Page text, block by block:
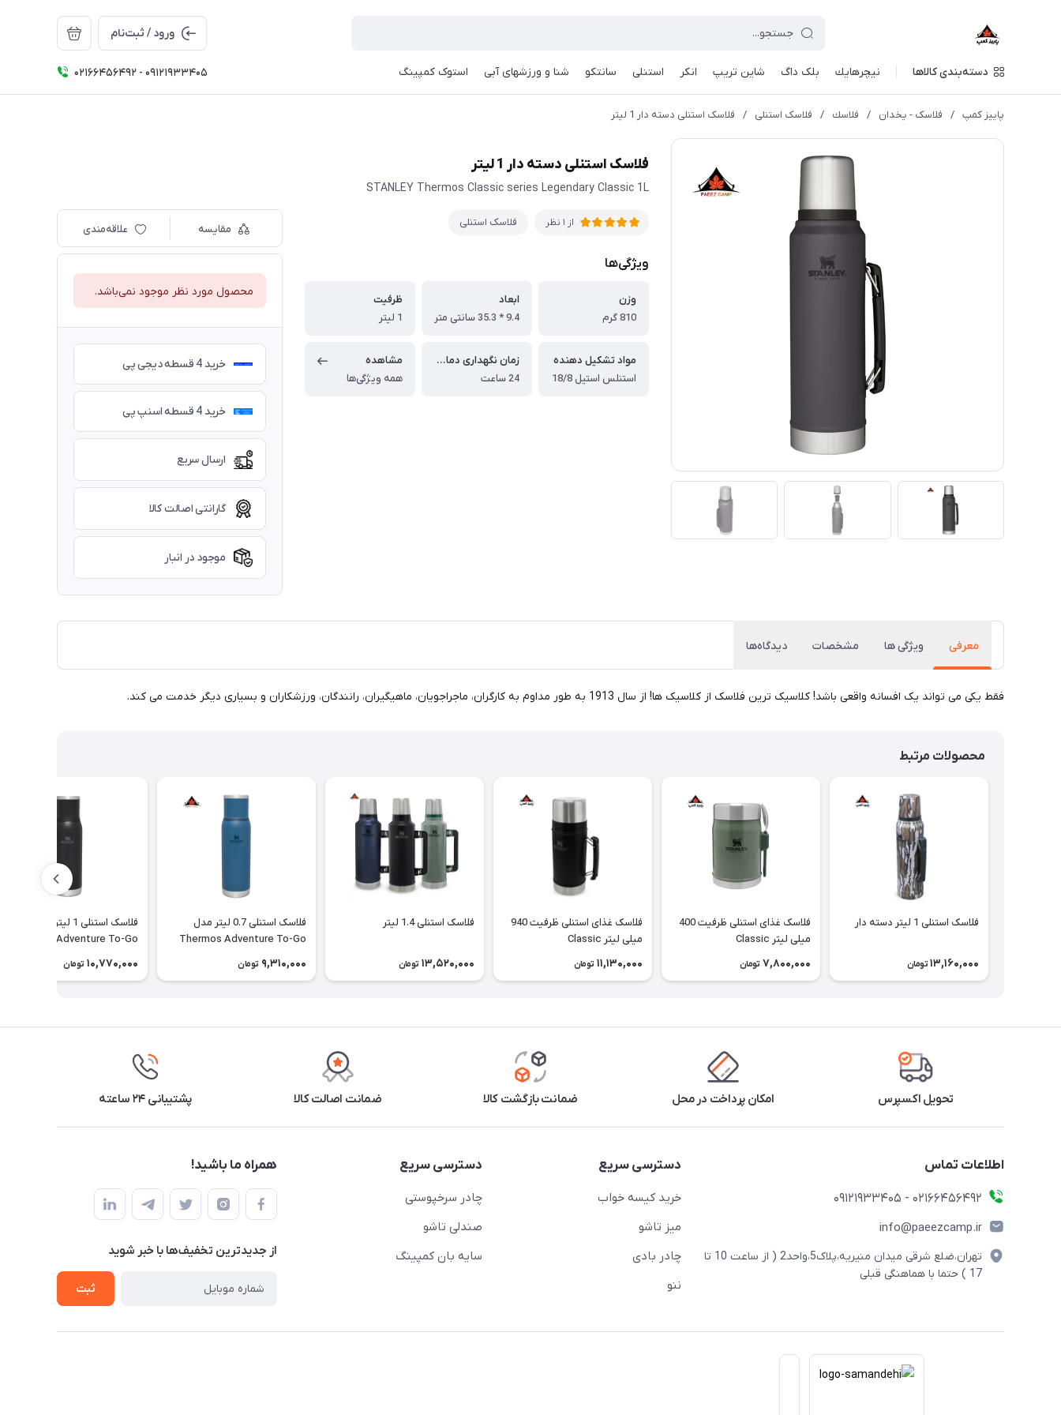
ورود / ثبت‌نام
دسته‌بندی کالاها نيچرهايك بلک داگ شاین تریپ انکر استنلی سانتکو شنا و ورزشهای آبی استوک کمپینگ 02166456492 - 09121933405
پاییز کمپ / فلاسک - یخدان / فلاسك / فلاسک استنلی / فلاسک استنلی دسته دار 1 لیتر
فلاسک استنلی دسته دار 1 لیتر
STANLEY Thermos Classic series Legendary Classic 1L
از 1 نظر فلاسک استنلی
ویژگی‌ها
وزن
810 گرم
ابعاد
9.4 * 35.3 سانتی متر
ظرفیت
1 لیتر
مواد تشکیل دهنده
استنلس استیل 18/8
زمان نگهداری دمای گرم
24 ساعت
مشاهده
همه ویژگی‌ها
مقایسه علاقه‌مندی
محصول مورد نظر موجود نمی‌باشد.
خرید 4 قسطه دیجی پی
خرید 4 قسطه اسنپ پی
ارسال سریع
گارانتی اصالت کالا
موجود در انبار
معرفی ویژگی ها مشخصات دیدگاه‌ها
فقط یکی می تواند یک افسانه واقعی باشد! کلاسیک ترین فلاسک از کلاسیک ها! از سال 1913 به طور مداوم به کارگران، ماجراجویان، ماهیگیران، رانندگان، ورزشکاران و بسیاری دیگر خدمت می کند.
محصولات مرتبط
فلاسک استنلی 1 لیتر دسته دار
13,160,000 تومان
فلاسک غذای استنلی ظرفیت 400
میلی لیتر Classic
7,800,000 تومان
فلاسک غذای استنلی ظرفیت 940
میلی لیتر Classic
11,130,000 تومان
فلاسک استنلی 1.4 لیتر
13,520,000 تومان
فلاسک استنلی 0.7 لیتر مدل
Thermos Adventure To-Go
9,310,000 تومان
فلاسک استنلی 1 لیتر مدل
Thermos Adventure To-Go
10,770,000 تومان
تحویل اکسپرس امکان پرداخت در محل ضمانت بازگشت کالا ضمانت اصالت کالا پشتیبانی ۲۴ ساعته
اطلاعات تماس
02166456492 - 09121933405
info@paeezcamp.ir
تهران،ضلع شرقی میدان منیریه،پلاک5،واحد2 ( از ساعت 10 تا
17 ) حتما با هماهنگی قبلی
دسترسی سریع
خرید کیسه خواب
میز تاشو
چادر بادی
ننو
دسترسی سریع
چادر سرخپوستی
صندلی تاشو
سایه بان کمپینگ
همراه ما باشید!
از جدید‌ترین تخفیف‌ها با‌ خبر شوید
ثبت